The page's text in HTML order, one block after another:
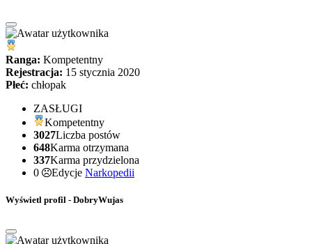
Ranga: Kompetentny
Rejestracja: 15 stycznia 2020
Płeć: chłopak
ZASŁUGI
Kompetentny
3027Liczba postów
648Karma otrzymana
337Karma przydzielona
0
Edycje Narkopedii
Wyświetl profil - DobryWujas